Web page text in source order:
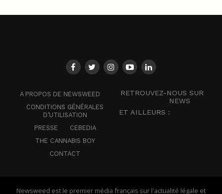
A PROPOS DE NEWSWEED
CONDITIONS GÉNÉRALES
D’UTILISATION
PRESSE
CEBEDIA
THE CANNABIS BOY
CONTACT
RETROUVEZ-NOUS SUR
NEWS
ET AILLEURS :
Newsweed est le premier média français sur l'actualité légale et